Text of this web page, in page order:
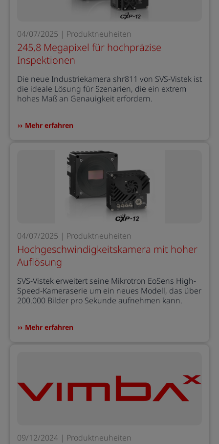
04/07/2025 | Produktneuheiten
245,8 Megapixel für hochpräzise
Inspektionen
Die neue Industriekamera shr811 von SVS-Vistek ist
die ideale Lösung für Szenarien, die ein extrem
hohes Maß an Genauigkeit erfordern.
Mehr erfahren
04/07/2025 | Produktneuheiten
Hochgeschwindigkeitskamera mit hoher
Auflösung
SVS-Vistek erweitert seine Mikrotron EoSens High-
Speed-Kameraserie um ein neues Modell, das über
200.000 Bilder pro Sekunde aufnehmen kann.
Mehr erfahren
09/12/2024 | Produktneuheiten